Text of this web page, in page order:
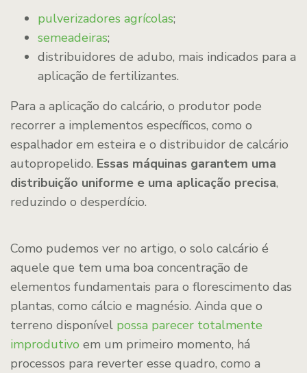
pulverizadores agrícolas;
semeadeiras;
distribuidores de adubo, mais indicados para a
aplicação de fertilizantes.
Para a aplicação do calcário, o produtor pode
recorrer a implementos específicos, como o
espalhador em esteira e o distribuidor de calcário
autopropelido. Essas máquinas garantem uma
distribuição uniforme e uma aplicação precisa,
reduzindo o desperdício.
Como pudemos ver no artigo, o solo calcário é
aquele que tem uma boa concentração de
elementos fundamentais para o florescimento das
plantas, como cálcio e magnésio. Ainda que o
terreno disponível possa parecer totalmente
improdutivo em um primeiro momento, há
processos para reverter esse quadro, como a